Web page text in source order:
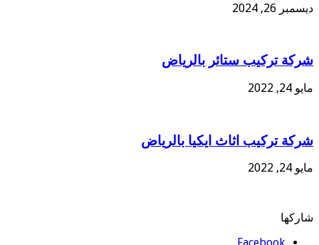
ديسمبر 26, 2024
شركة تركيب ستائر بالرياض
مايو 24, 2022
شركة تركيب اثاث ايكيا بالرياض
مايو 24, 2022
شاركها